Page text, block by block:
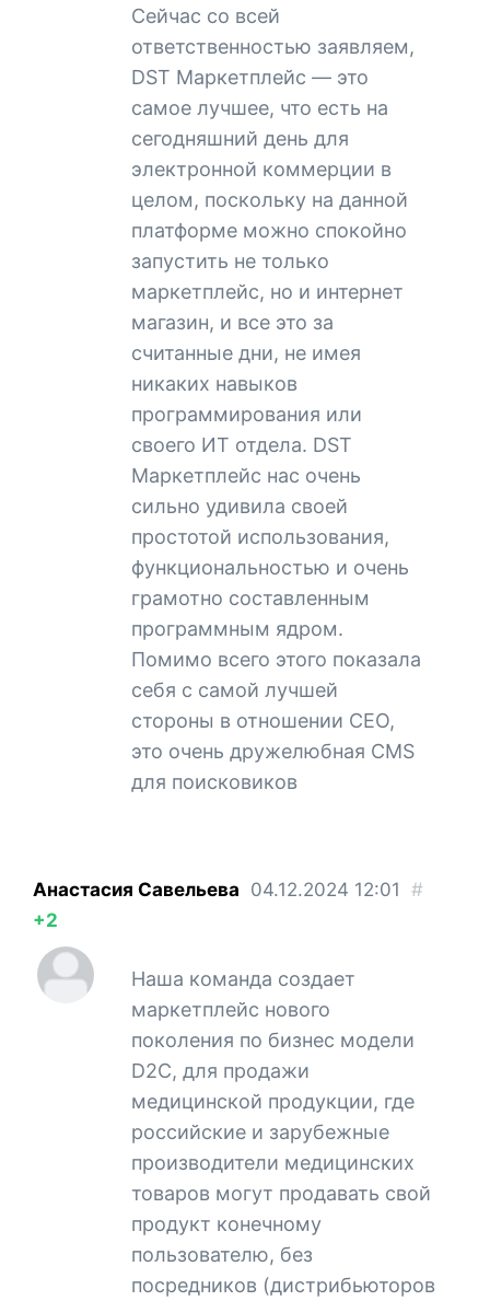
Сейчас со всей
ответственностью заявляем,
DST Маркетплейс — это
самое лучшее, что есть на
сегодняшний день для
электронной коммерции в
целом, поскольку на данной
платформе можно спокойно
запустить не только
маркетплейс, но и интернет
магазин, и все это за
считанные дни, не имея
никаких навыков
программирования или
своего ИТ отдела. DST
Маркетплейс нас очень
сильно удивила своей
простотой использования,
функциональностью и очень
грамотно составленным
программным ядром.
Помимо всего этого показала
себя с самой лучшей
стороны в отношении СЕО,
это очень дружелюбная CMS
для поисковиков
Анастасия Савельева 04.12.2024 12:01 #
+2
Наша команда создает
маркетплейс нового
поколения по бизнес модели
D2C, для продажи
медицинской продукции, где
российские и зарубежные
производители медицинских
товаров могут продавать свой
продукт конечному
пользователю, без
посредников (дистрибьюторов